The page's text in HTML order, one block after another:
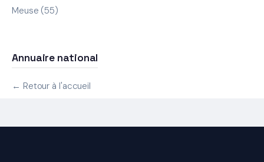
Meuse (55)
Annuaire national
← Retour à l'accueil